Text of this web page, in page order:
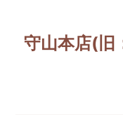
守山本店(旧